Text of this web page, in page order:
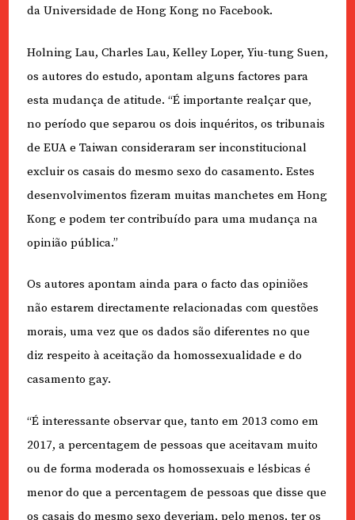
da Universidade de Hong Kong no Facebook.
Holning Lau, Charles Lau, Kelley Loper, Yiu-tung Suen,
os autores do estudo, apontam alguns factores para
esta mudança de atitude. “É importante realçar que,
no período que separou os dois inquéritos, os tribunais
de EUA e Taiwan consideraram ser inconstitucional
excluir os casais do mesmo sexo do casamento. Estes
desenvolvimentos fizeram muitas manchetes em Hong
Kong e podem ter contribuído para uma mudança na
opinião pública.”
Os autores apontam ainda para o facto das opiniões
não estarem directamente relacionadas com questões
morais, uma vez que os dados são diferentes no que
diz respeito à aceitação da homossexualidade e do
casamento gay.
“É interessante observar que, tanto em 2013 como em
2017, a percentagem de pessoas que aceitavam muito
ou de forma moderada os homossexuais e lésbicas é
menor do que a percentagem de pessoas que disse que
os casais do mesmo sexo deveriam, pelo menos, ter os